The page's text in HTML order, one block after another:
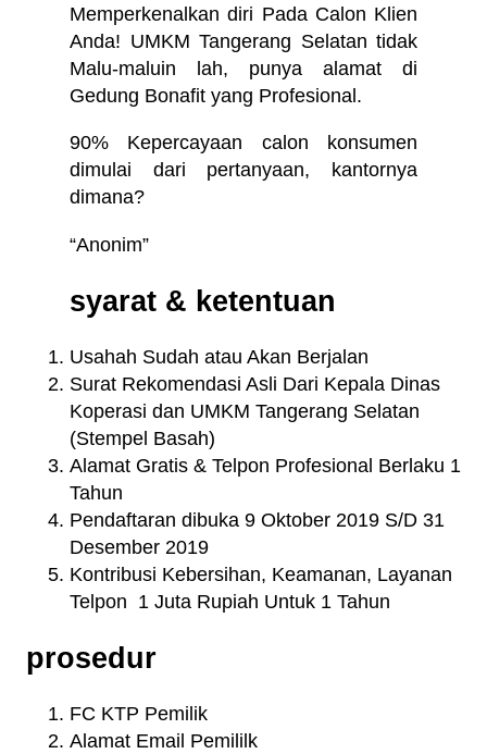
Memperkenalkan diri Pada Calon Klien
Anda! UMKM Tangerang Selatan tidak
Malu-maluin lah, punya alamat di
Gedung Bonafit yang Profesional.
90% Kepercayaan calon konsumen
dimulai dari pertanyaan, kantornya
dimana?
“Anonim”
syarat & ketentuan
Usahah Sudah atau Akan Berjalan
Surat Rekomendasi Asli Dari Kepala Dinas
Koperasi dan UMKM Tangerang Selatan
(Stempel Basah)
Alamat Gratis & Telpon Profesional Berlaku 1
Tahun
Pendaftaran dibuka 9 Oktober 2019 S/D 31
Desember 2019
Kontribusi Kebersihan, Keamanan, Layanan
Telpon 1 Juta Rupiah Untuk 1 Tahun
prosedur
FC KTP Pemilik
Alamat Email Pemililk